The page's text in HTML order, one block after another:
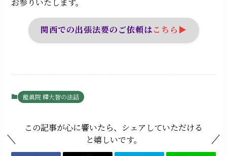
関西での出張法要のご依頼はこちら▶︎
龍眞院 釋大智の法話
この記事が心に響いたら、シェアしていただける
と嬉しいです。